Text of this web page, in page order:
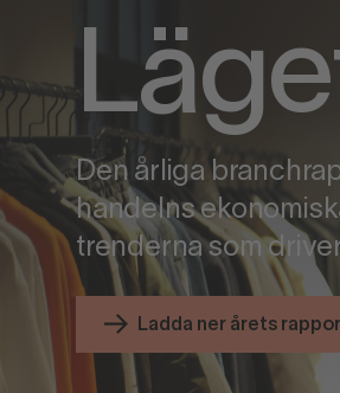
Den årliga
handelns
trenderna som
Ladda ner årets